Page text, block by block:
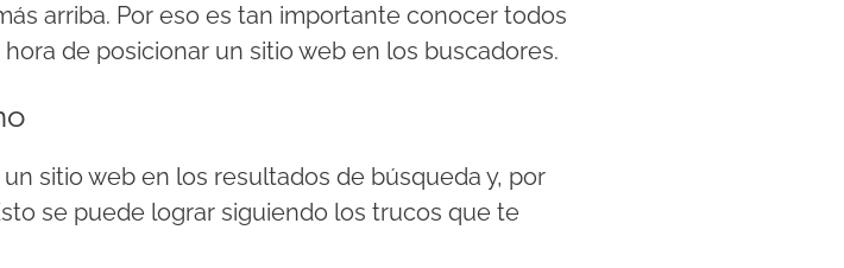
arriba. Por eso es tan importante conocer todos
de posicionar un sitio web en los buscadores.
sitio web en los resultados de búsqueda y, por
se puede lograr siguiendo los trucos que te